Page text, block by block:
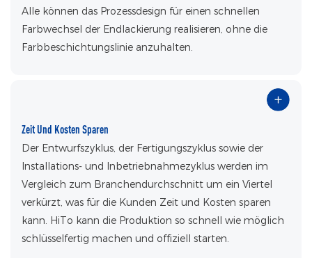
Alle können das Prozessdesign für einen schnellen
Farbwechsel der Endlackierung realisieren, ohne die
Farbbeschichtungslinie anzuhalten.
Zeit Und Kosten Sparen
Der Entwurfszyklus, der Fertigungszyklus sowie der
Installations- und Inbetriebnahmezyklus werden im
Vergleich zum Branchendurchschnitt um ein Viertel
verkürzt, was für die Kunden Zeit und Kosten sparen
kann. HiTo kann die Produktion so schnell wie möglich
schlüsselfertig machen und offiziell starten.